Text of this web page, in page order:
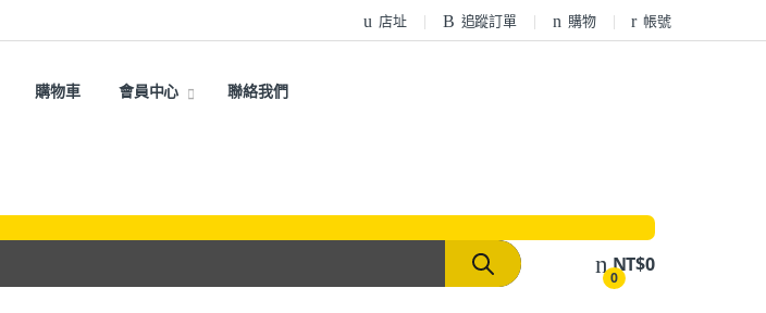
店址 追蹤訂單 購物 帳號
購物車 會員中心 聯絡我們
0
NT$0